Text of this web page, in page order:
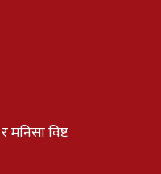
मनिसा विष्ट